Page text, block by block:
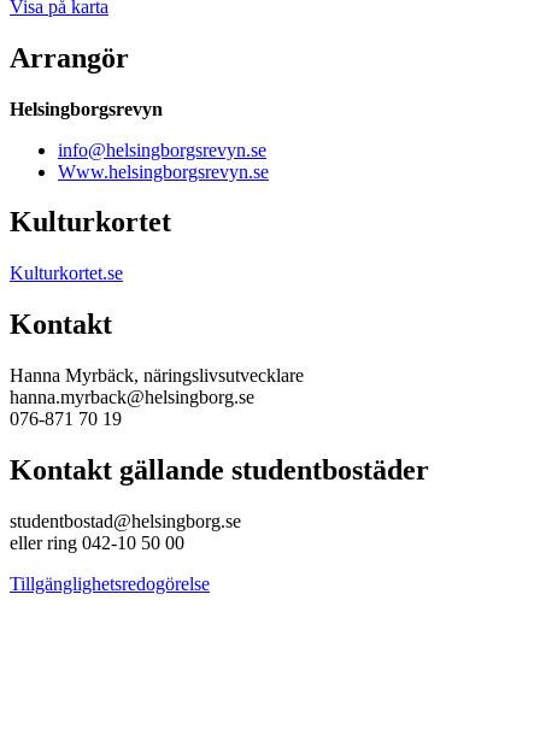
Visa på karta
Arrangör
Helsingborgsrevyn
info@helsingborgsrevyn.se
Www.helsingborgsrevyn.se
Kulturkortet
Kulturkortet.se
Kontakt
Hanna Myrbäck, näringslivsutvecklare
hanna.myrback@helsingborg.se
076-871 70 19
Kontakt gällande studentbostäder
studentbostad@helsingborg.se
eller ring 042-10 50 00
Tillgänglighetsredogörelse